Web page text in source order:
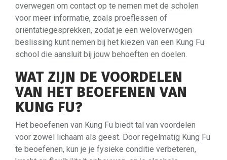
overwegen om contact op te nemen met de scholen
voor meer informatie, zoals proeflessen of
oriëntatiegesprekken, zodat je een weloverwogen
beslissing kunt nemen bij het kiezen van een Kung Fu
school die aansluit bij jouw behoeften en doelen.
WAT ZIJN DE VOORDELEN
VAN HET BEOEFENEN VAN
KUNG FU?
Het beoefenen van Kung Fu biedt tal van voordelen
voor zowel lichaam als geest. Door regelmatig Kung Fu
te beoefenen, kun je je fysieke conditie verbeteren,